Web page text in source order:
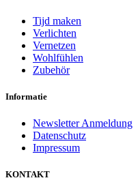
Tijd maken
Verlichten
Vernetzen
Wohlfühlen
Zubehör
Informatie
Newsletter Anmeldung
Datenschutz
Impressum
KONTAKT